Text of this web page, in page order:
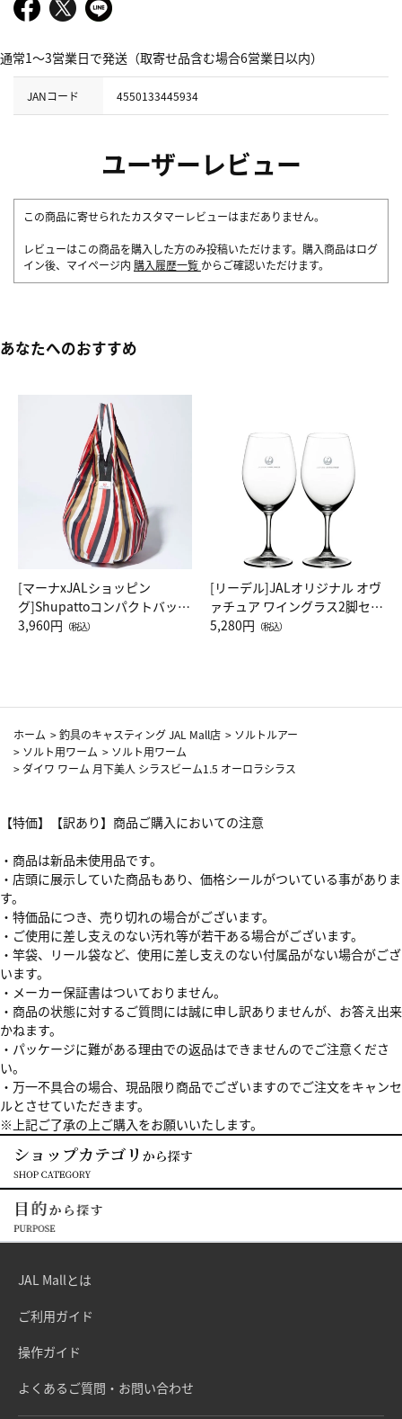
通常1～3営業日で発送（取寄せ品含む場合6営業日以内）
JANコード 4550133445934
ユーザーレビュー
この商品に寄せられたカスタマーレビューはまだありません。
レビューはこの商品を購入した方のみ投稿いただけます。購入商品はログ
イン後、マイページ内 購入履歴一覧 からご確認いただけます。
あなたへのおすすめ
[マーナxJALショッピン
グ]Shupattoコンパクトバッグ
Drop JAL客室乗務員（LC）ス
3,960円 （税込）
[リーデル]JALオリジナル オヴ
ァチュア ワイングラス2脚セッ
ト（レッドワイン）
5,280円 （税込）
ホーム >釣具のキャスティング JAL Mall店 > ソルトルアー
> ソルト用ワーム > ソルト用ワーム
> ダイワ ワーム 月下美人 シラスビーム1.5 オーロラシラス
【特価】【訳あり】商品ご購入においての注意
・商品は新品未使用品です。
・店頭に展示していた商品もあり、価格シールがついている事がありま
す。
・特価品につき、売り切れの場合がございます。
・ご使用に差し支えのない汚れ等が若干ある場合がございます。
・竿袋、リール袋など、使用に差し支えのない付属品がない場合がござ
います。
・メーカー保証書はついておりません。
・商品の状態に対するご質問には誠に申し訳ありませんが、お答え出来
かねます。
・パッケージに難がある理由での返品はできませんのでご注意くださ
い。
・万一不具合の場合、現品限り商品でございますのでご注文をキャンセ
ルとさせていただきます。
※上記ご了承の上ご購入をお願いいたします。
JAL Mallとは
ご利用ガイド
操作ガイド
よくあるご質問・お問い合わせ